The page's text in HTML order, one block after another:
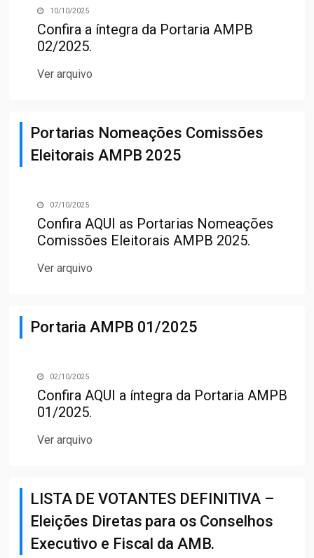
10/10/2025
Confira a íntegra da Portaria AMPB
02/2025.
Ver arquivo
Portarias Nomeações Comissões
Eleitorais AMPB 2025
07/10/2025
Confira AQUI as Portarias Nomeações
Comissões Eleitorais AMPB 2025.
Ver arquivo
Portaria AMPB 01/2025
02/10/2025
Confira AQUI a íntegra da Portaria AMPB
01/2025.
Ver arquivo
LISTA DE VOTANTES DEFINITIVA –
Eleições Diretas para os Conselhos
Executivo e Fiscal da AMB.